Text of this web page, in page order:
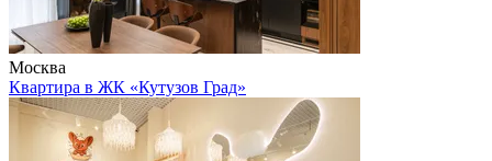
Москва
Квартира в ЖК «Кутузов Град»